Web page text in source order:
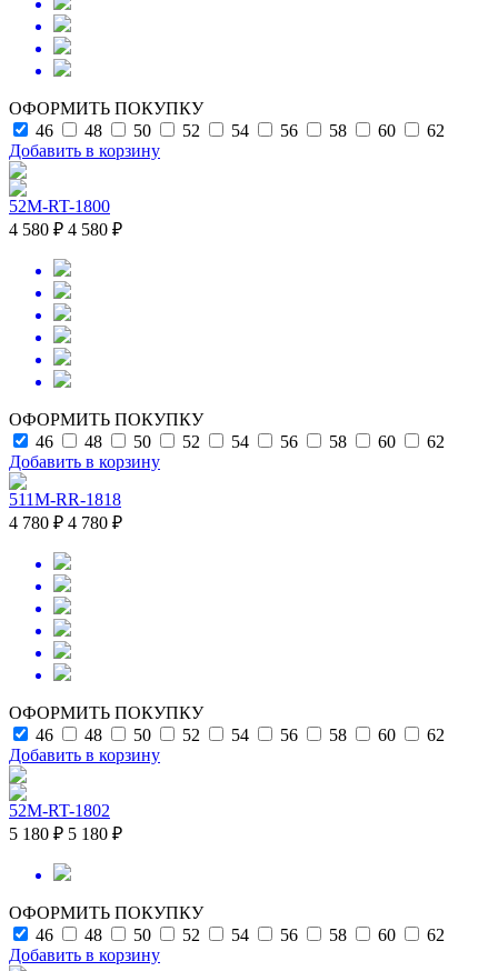
ОФОРМИТЬ ПОКУПКУ
46
48 50 52 54 56 58 60
62
Добавить в корзину
52M-RT-1800
4 580 ₽ 4 580 ₽
ОФОРМИТЬ ПОКУПКУ
46
48 50 52 54 56 58 60
62
Добавить в корзину
511M-RR-1818
4 780 ₽ 4 780 ₽
ОФОРМИТЬ ПОКУПКУ
46
48 50 52 54 56 58 60
62
Добавить в корзину
52M-RT-1802
5 180 ₽ 5 180 ₽
ОФОРМИТЬ ПОКУПКУ
46
48 50 52 54 56 58 60
62
Добавить в корзину